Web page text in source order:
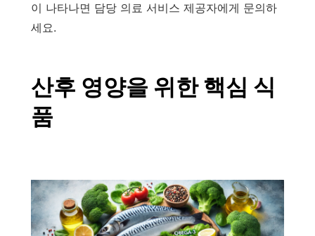
이 나타나면 담당 의료 서비스 제공자에게 문의하
세요.
산후 영양을 위한 핵심 식
품